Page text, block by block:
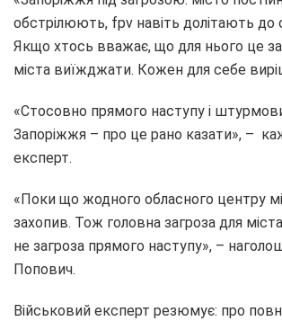
обстрілюють, fpv навіть долітають до
Якщо хтось вважає, що для нього це
міста виїжджати. Кожен для себе
«Стосовно прямого наступу і
Запоріжжя – про це рано казати», –
експерт.
«Поки що жодного обласного центру
захопив. Тож головна загроза для
не загроза прямого наступу», –
Попович.
Військовий експерт резюмує: про